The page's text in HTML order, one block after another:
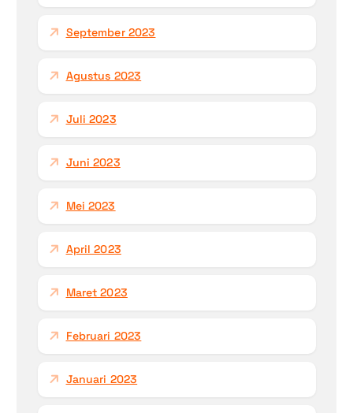
September 2023
Agustus 2023
Juli 2023
Juni 2023
Mei 2023
April 2023
Maret 2023
Februari 2023
Januari 2023